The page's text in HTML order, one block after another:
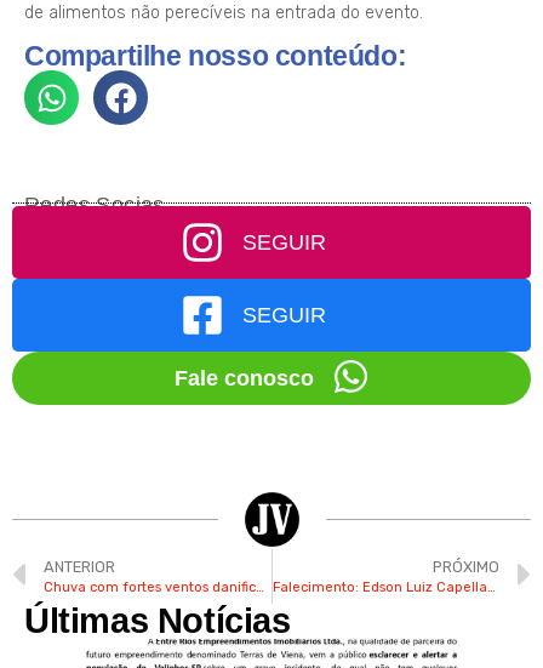
de alimentos não perecíveis na entrada do evento.
Compartilhe nosso conteúdo:
Redes Socias
SEGUIR
SEGUIR
Fale conosco
ANTERIOR
Chuva com fortes ventos danifica semáforo no Castelo em Valinhos
PRÓXIMO
Falecimento: Edson Luiz Capellato (Xicão)
Últimas Notícias